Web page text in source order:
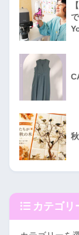
カテゴリ